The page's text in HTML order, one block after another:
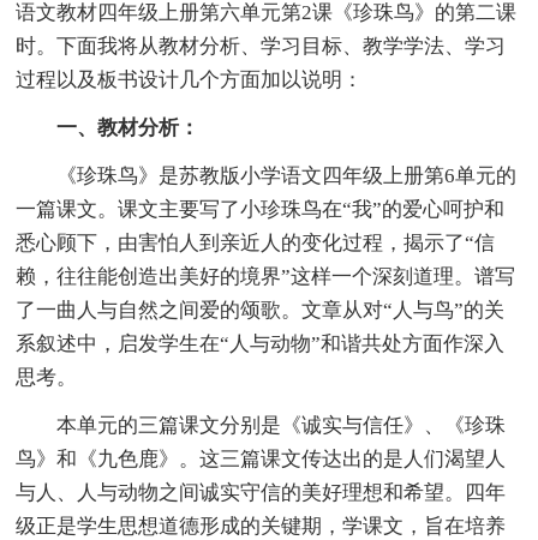
语文教材四年级上册第六单元第2课《珍珠鸟》的第二课
时。下面我将从教材分析、学习目标、教学学法、学习
过程以及板书设计几个方面加以说明：
一、教材分析：
《珍珠鸟》是苏教版小学语文四年级上册第6单元的
一篇课文。课文主要写了小珍珠鸟在“我”的爱心呵护和
悉心顾下，由害怕人到亲近人的变化过程，揭示了“信
赖，往往能创造出美好的境界”这样一个深刻道理。谱写
了一曲人与自然之间爱的颂歌。文章从对“人与鸟”的关
系叙述中，启发学生在“人与动物”和谐共处方面作深入
思考。
本单元的三篇课文分别是《诚实与信任》、《珍珠
鸟》和《九色鹿》。这三篇课文传达出的是人们渴望人
与人、人与动物之间诚实守信的美好理想和希望。四年
级正是学生思想道德形成的关键期，学课文，旨在培养